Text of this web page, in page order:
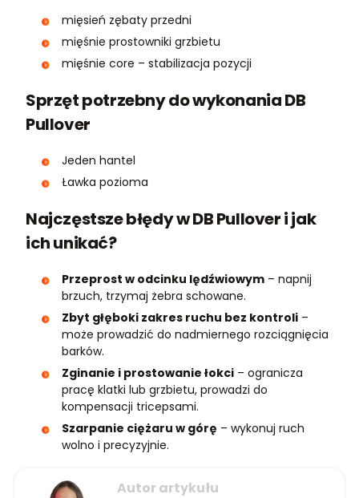
mięsień zębaty przedni
mięśnie prostowniki grzbietu
mięśnie core – stabilizacja pozycji
Sprzęt potrzebny do wykonania DB
Pullover
Jeden hantel
Ławka pozioma
Najczęstsze błędy w DB Pullover i jak
ich unikać?
Przeprost w odcinku lędźwiowym – napnij
brzuch, trzymaj żebra schowane.
Zbyt głęboki zakres ruchu bez kontroli –
może prowadzić do nadmiernego rozciągnięcia
barków.
Zginanie i prostowanie łokci – ogranicza
pracę klatki lub grzbietu, prowadzi do
kompensacji tricepsami.
Szarpanie ciężaru w górę – wykonuj ruch
wolno i precyzyjnie.
Autor artykułu